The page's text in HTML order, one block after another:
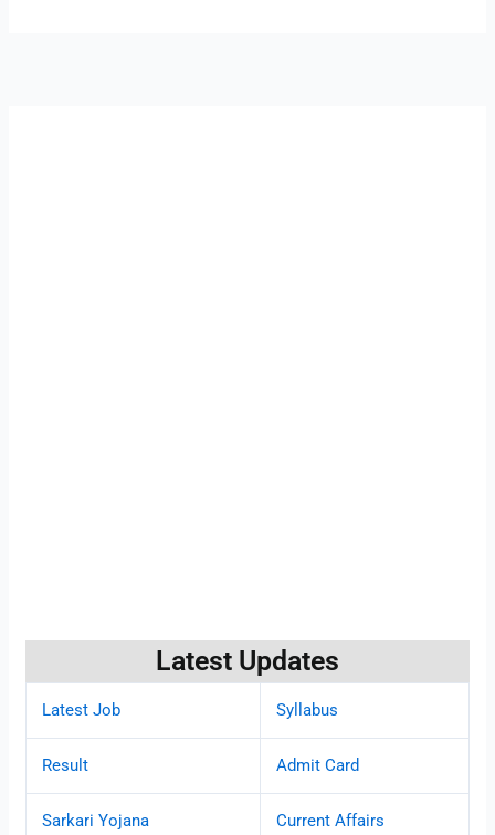
Latest Updates
Latest Job Syllabus
Result Admit Card
Sarkari Yojana Current Affairs